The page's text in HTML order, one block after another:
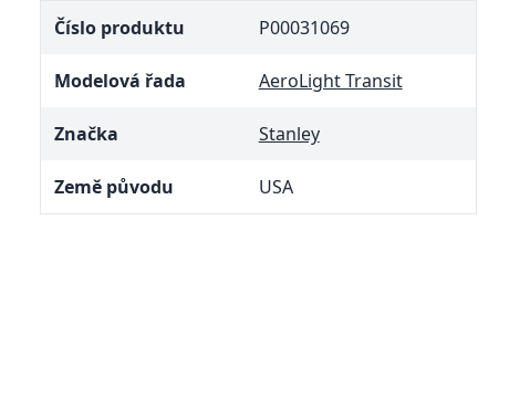
Číslo produktu P00031069
Modelová řada AeroLight Transit
Značka Stanley
Země původu USA